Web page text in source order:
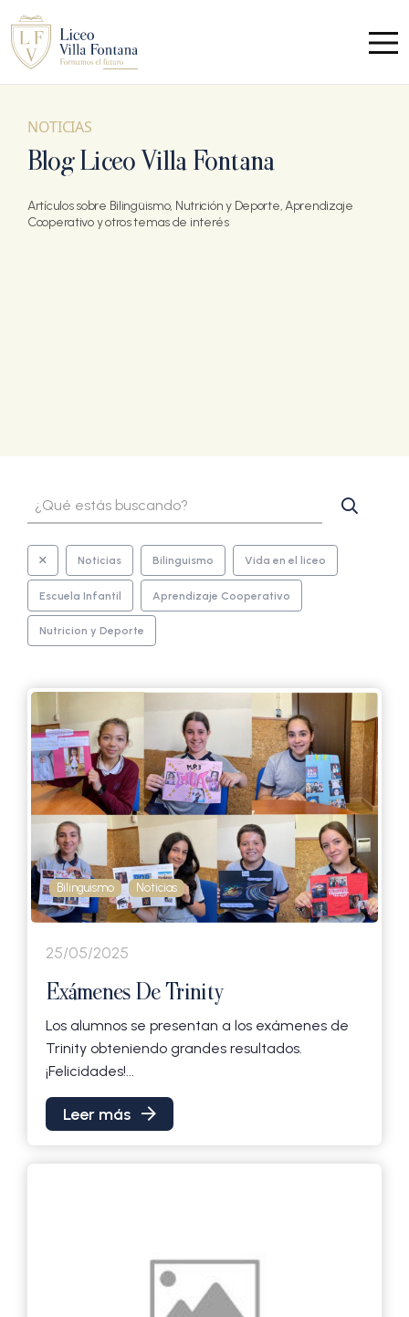
NOTICIAS
Blog Liceo Villa Fontana
Artículos sobre Bilingüismo, Nutrición y Deporte, Aprendizaje
Cooperativo y otros temas de interés
Buscar
Type your input data here
Noticias Bilinguismo Vida en el liceo
Escuela Infantil Aprendizaje Cooperativo
Nutricion y Deporte
Bilinguismo Noticias
25/05/2025
Exámenes De Trinity
Los alumnos se presentan a los exámenes de
Trinity obteniendo grandes resultados.
¡Felicidades!...
Leer más